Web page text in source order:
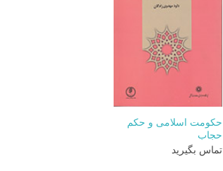
+
حکومت اسلامی و حکم
حجاب
تماس بگیرید